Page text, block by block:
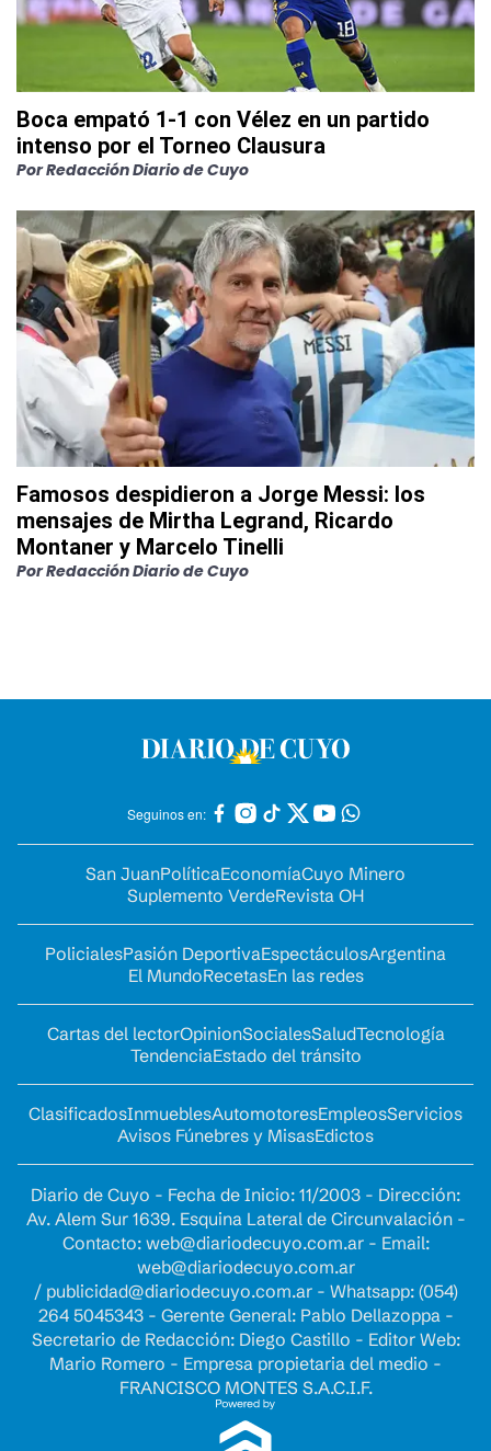
Boca empató 1-1 con Vélez en un partido
intenso por el Torneo Clausura
PorRedacción Diario de Cuyo
Famosos despidieron a Jorge Messi: los
mensajes de Mirtha Legrand, Ricardo
Montaner y Marcelo Tinelli
PorRedacción Diario de Cuyo
Seguinos en:
San JuanPolíticaEconomíaCuyo Minero
Suplemento VerdeRevista OH
PolicialesPasión DeportivaEspectáculosArgentina
El MundoRecetasEn las redes
Cartas del lectorOpinionSocialesSaludTecnología
TendenciaEstado del tránsito
ClasificadosInmueblesAutomotoresEmpleosServicios
Avisos Fúnebres y MisasEdictos
Diario de Cuyo - Fecha de Inicio: 11/2003 - Dirección:
Av. Alem Sur 1639. Esquina Lateral de Circunvalación -
Contacto: web@diariodecuyo.com.ar- Email:
web@diariodecuyo.com.ar
/ publicidad@diariodecuyo.com.ar- Whatsapp: (054)
264 5045343 - Gerente General: Pablo Dellazoppa -
Secretario de Redacción: Diego Castillo - Editor Web:
Mario Romero - Empresa propietaria del medio -
FRANCISCO MONTES S.A.C.I.F.